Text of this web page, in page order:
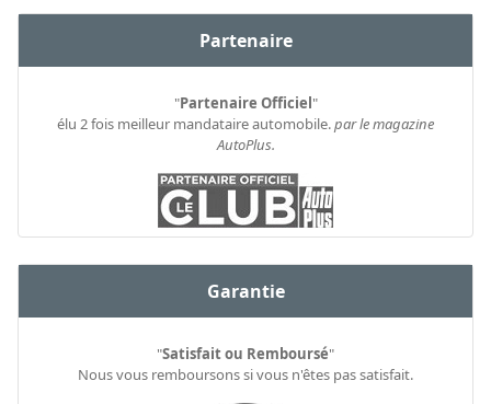
Partenaire
"Partenaire Officiel"
élu 2 fois meilleur mandataire automobile.par le magazine
AutoPlus.
Garantie
"Satisfait ou Remboursé"
Nous vous remboursons si vous n'êtes pas satisfait.